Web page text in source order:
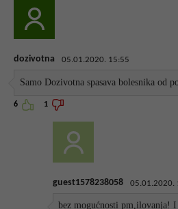
dozivotna 05.01.2020. 15:55
Samo Dozivotna spasava bolesnika od
6 1
guest1578238058 05.01.2020.
bez mogućnosti pm,ilovanja!